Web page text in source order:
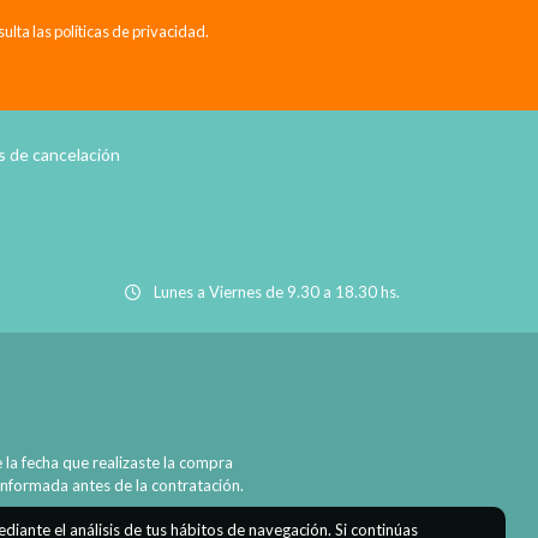
las políticas de privacidad.
de cancelación
Lunes a Viernes de 9.30 a 18.30 hs.
fecha que realizaste la compra
antes de la contratación.
el análisis de tus hábitos de navegación. Si continúas